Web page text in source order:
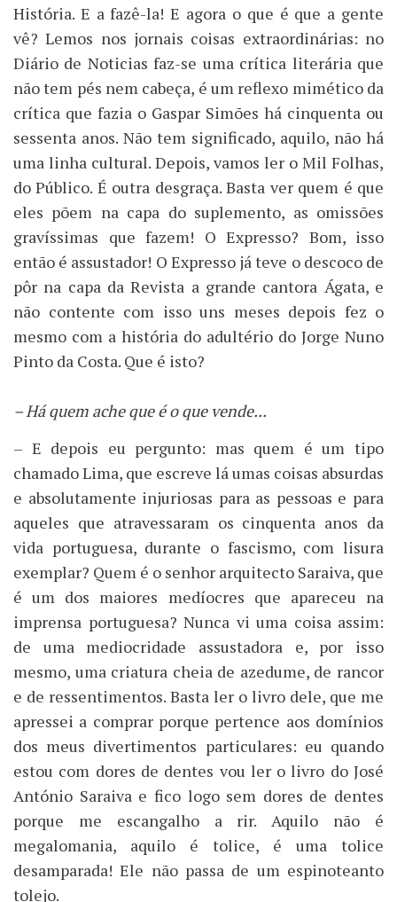
História. E a fazê-la! E agora o que é que a gente
vê? Lemos nos jornais coisas extraordinárias: no
Diário de Noticias faz-se uma crítica literária que
não tem pés nem cabeça, é um reflexo mimético da
crítica que fazia o Gaspar Simões há cinquenta ou
sessenta anos. Não tem significado, aquilo, não há
uma linha cultural. Depois, vamos ler o Mil Folhas,
do Público. É outra desgraça. Basta ver quem é que
eles põem na capa do suplemento, as omissões
gravíssimas que fazem! O Expresso? Bom, isso
então é assustador! O Expresso já teve o descoco de
pôr na capa da Revista a grande cantora Ágata, e
não contente com isso uns meses depois fez o
mesmo com a história do adultério do Jorge Nuno
Pinto da Costa. Que é isto?
– Há quem ache que é o que vende...
– E depois eu pergunto: mas quem é um tipo
chamado Lima, que escreve lá umas coisas absurdas
e absolutamente injuriosas para as pessoas e para
aqueles que atravessaram os cinquenta anos da
vida portuguesa, durante o fascismo, com lisura
exemplar? Quem é o senhor arquitecto Saraiva, que
é um dos maiores medíocres que apareceu na
imprensa portuguesa? Nunca vi uma coisa assim:
de uma mediocridade assustadora e, por isso
mesmo, uma criatura cheia de azedume, de rancor
e de ressentimentos. Basta ler o livro dele, que me
apressei a comprar porque pertence aos domínios
dos meus divertimentos particulares: eu quando
estou com dores de dentes vou ler o livro do José
António Saraiva e fico logo sem dores de dentes
porque me escangalho a rir. Aquilo não é
megalomania, aquilo é tolice, é uma tolice
desamparada! Ele não passa de um espinoteanto
tolejo.